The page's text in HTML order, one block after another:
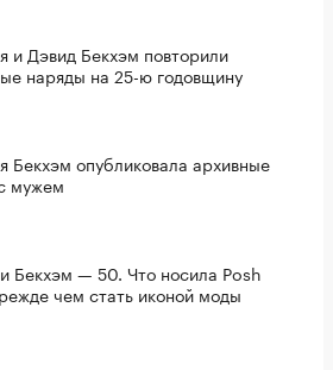
и Дэвид Бекхэм повторили
наряды на 25-ю годовщину
Бекхэм опубликовала архивные
мужем
Бекхэм — 50. Что носила Posh
чем стать иконой моды